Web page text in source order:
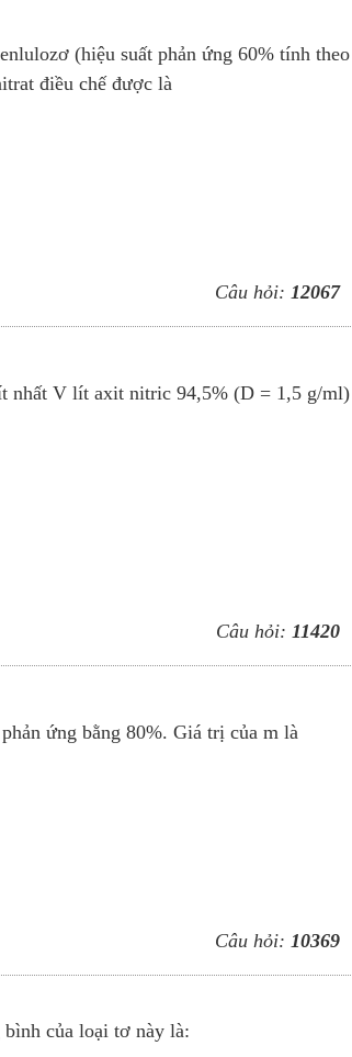
(hiệu suất phản ứng 60% tính theo
điều chế được là
Câu hỏi: 12067
nhất V lít axit nitric 94,5% (D = 1,5 g/ml)
Câu hỏi: 11420
ứng bằng 80%. Giá trị của m là
Câu hỏi: 10369
của loại tơ này là: